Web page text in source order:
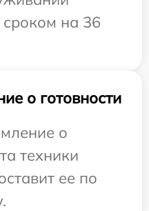
сроком на 36
о готовности
о
техники
ее по